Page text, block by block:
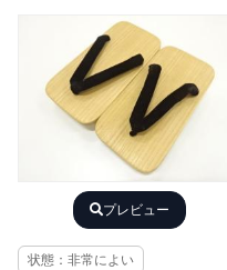
プレビュー
状態：非常によい